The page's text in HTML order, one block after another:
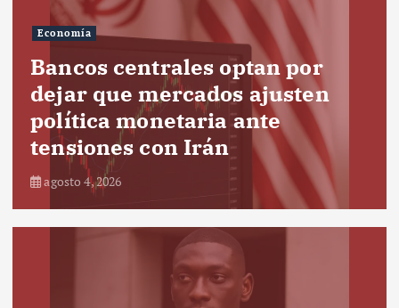
Economía
Bancos centrales optan por
dejar que mercados ajusten
política monetaria ante
tensiones con Irán
agosto 4, 2026